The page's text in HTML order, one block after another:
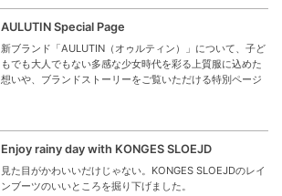
AULUTIN Special Page
新ブランド「AULUTIN（オゥルティン）」について、子ど
もでも大人でもない多感な少女時代を彩る上質服に込めた
想いや、ブランドストーリーをご覧いただける特別ページ
Enjoy rainy day with KONGES SLOEJD
見た目がかわいいだけじゃない。KONGES SLOEJDのレイ
ンブーツのいいところを掘り下げました。